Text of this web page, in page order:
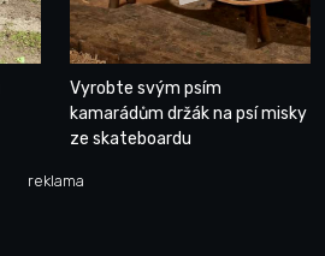
Vyrobte svým psím
kamarádům držák na psí misky
ze skateboardu
reklama